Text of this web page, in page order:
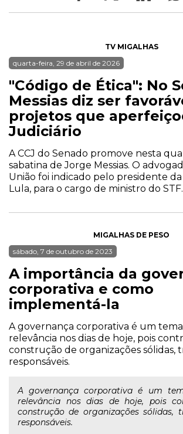
TV MIGALHAS
quarta-feira, 29 de abril de 2026
"Código de Ética": No
Messias diz ser
projetos que
Judiciário
A CCJ do Senado promove nesta
sabatina de Jorge Messias. O
União foi indicado pelo presidente
Lula, para o cargo de ministro do STF.
MIGALHAS DE PESO
sábado, 7 de outubro de 2023
A importância da
corporativa e como
implementá-la
A governança corporativa é um
relevância nos dias de hoje, pois
construção de organizações sólidas,
responsáveis.
A governança corporativa é um
relevância nos dias de hoje, pois
construção de organizações sólidas,
responsáveis.